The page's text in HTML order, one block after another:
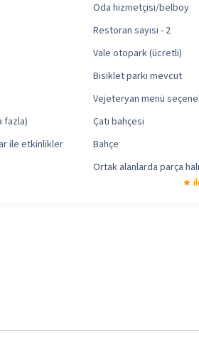
Oda hizmetçisi/belboy
Restoran sayısı - 2
Vale otopark (ücretli)
Bisiklet parkı mevcut
Vejeteryan menü
fazla)
Çatı bahçesi
ile etkinlikler
Bahçe
Ortak alanlarda parça